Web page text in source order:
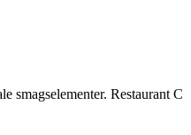
smagselementer. Restaurant C